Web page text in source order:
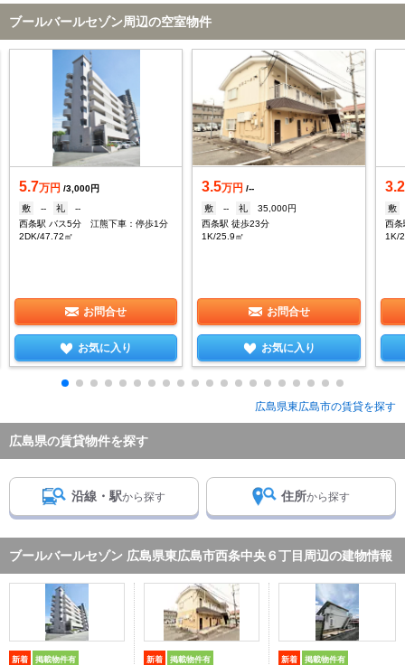
ブールバールセゾン周辺の空室物件
5.7万円 /3,000円
敷
-- 礼
--
西条駅 バス5分 江熊下車：停歩1分
2DK/47.72㎡
お問合せ
お気に入り
3.5万円 /--
敷
-- 礼
35,000円
西条駅 徒歩23分
1K/25.9㎡
お問合せ
お気に入り
3.2
敷
西
1K/
広島県東広島市の賃貸を探す
広島県の賃貸物件を探す
沿線・駅から探す 住所から探す
ブールバールセゾン 広島県東広島市西条中央６丁目周辺の建物情報
新着 掲載物件有 新着 掲載物件有 新着 掲載物件有